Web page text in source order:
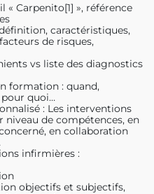
« Carpenito[1] », référence
caractéristiques,
de risques,
vs liste des diagnostics
formation : quand,
quoi…
: Les interventions
niveau de compétences, en
en collaboration
infirmières :
objectifs et subjectifs,